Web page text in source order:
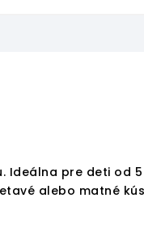
Ideálna pre deti od 5
alebo matné